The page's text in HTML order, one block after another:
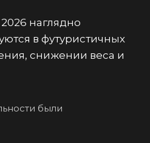
наглядно
в футуристичных
снижении веса и
были